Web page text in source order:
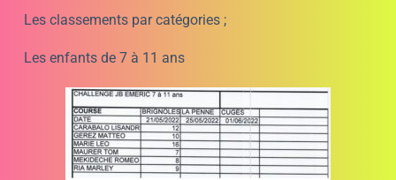
Lisandru a su se mettre en valeur lors de la finale.
finale finit 5e et Tom ferme la marche.
Les temps en course ;TEMPS BRIGOLES EN COURSE
KID 21 5 22
Les enfants de plus de 11 ans